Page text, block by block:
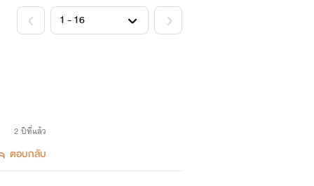
2 ปีที่แล้ว
ตอบกลับ